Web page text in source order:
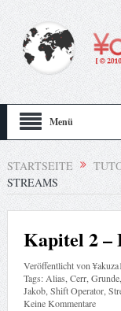
Menü
STARTSEITE
STREAMS
Kapitel 2 –
Veröffentlicht von
Tags: Alias Cerr, Grunde,
Jakob, Shift Operator,
Keine Kommentare